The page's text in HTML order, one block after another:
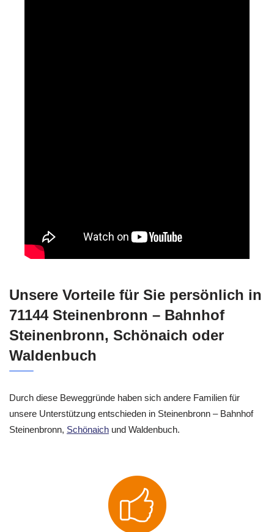
Unsere Vorteile für Sie persönlich in
71144 Steinenbronn – Bahnhof
Steinenbronn, Schönaich oder
Waldenbuch
Durch diese Beweggründe haben sich andere Familien für
unsere Unterstützung entschieden in Steinenbronn – Bahnhof
Steinenbronn, Schönaich und Waldenbuch.